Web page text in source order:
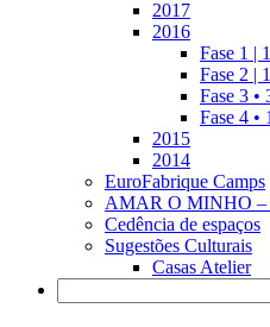
2017
2016
Fase 1 |
Fase 2 |
Fase 3 •
Fase 4 •
2015
2014
EuroFabrique Camps
AMAR O MINHO –
Cedência de espaços
Sugestões Culturais
Casas Atelier